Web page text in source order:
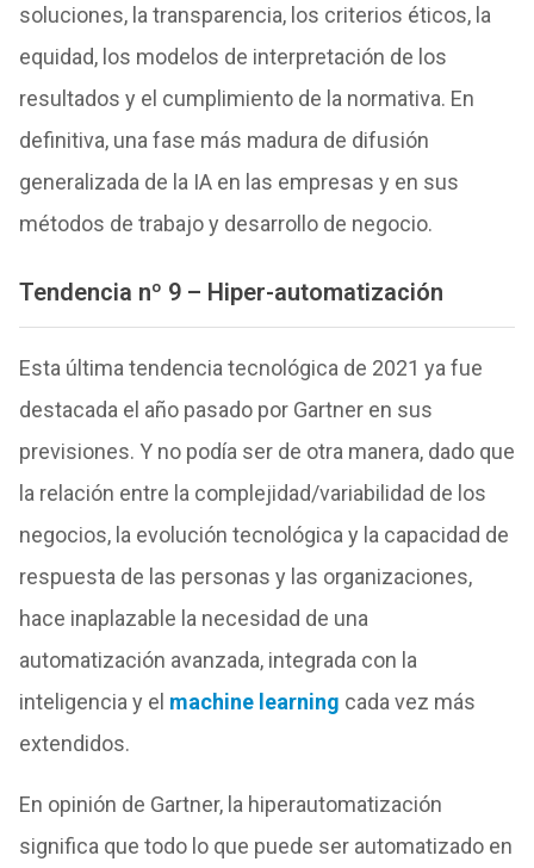
soluciones, la transparencia, los criterios éticos, la
equidad, los modelos de interpretación de los
resultados y el cumplimiento de la normativa. En
definitiva, una fase más madura de difusión
generalizada de la IA en las empresas y en sus
métodos de trabajo y desarrollo de negocio.
Tendencia nº 9 – Hiper-automatización
Esta última tendencia tecnológica de 2021 ya fue
destacada el año pasado por Gartner en sus
previsiones. Y no podía ser de otra manera, dado que
la relación entre la complejidad/variabilidad de los
negocios, la evolución tecnológica y la capacidad de
respuesta de las personas y las organizaciones,
hace inaplazable la necesidad de una
automatización avanzada, integrada con la
inteligencia y el machine learning cada vez más
extendidos.
En opinión de Gartner, la hiperautomatización
significa que todo lo que puede ser automatizado en